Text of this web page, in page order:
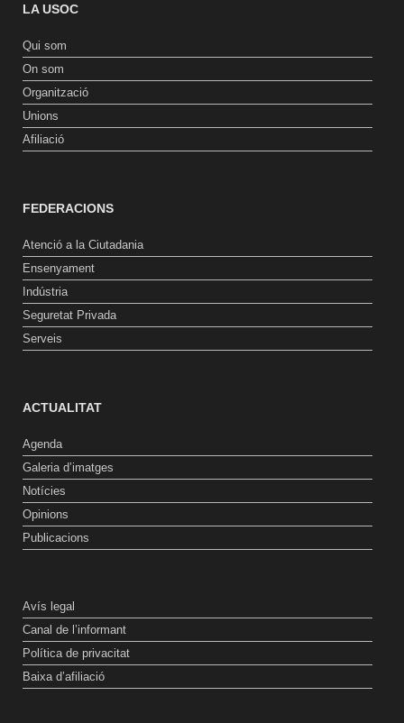
LA USOC
Qui som
On som
Organització
Unions
Afiliació
FEDERACIONS
Atenció a la Ciutadania
Ensenyament
Indústria
Seguretat Privada
Serveis
ACTUALITAT
Agenda
Galeria d’imatges
Notícies
Opinions
Publicacions
Avís legal
Canal de l’informant
Política de privacitat
Baixa d’afiliació